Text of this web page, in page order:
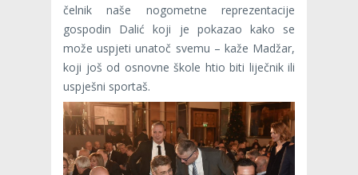
čelnik naše nogometne reprezentacije
gospodin Dalić koji je pokazao kako se
može uspjeti unatoč svemu – kaže Madžar,
koji još od osnovne škole htio biti liječnik ili
uspješni sportaš.